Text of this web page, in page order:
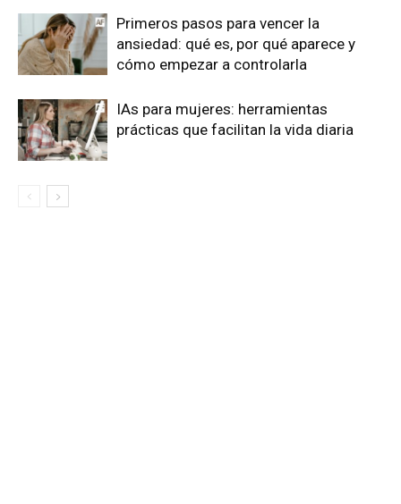
Primeros pasos para vencer la
ansiedad: qué es, por qué aparece y
cómo empezar a controlarla
IAs para mujeres: herramientas
prácticas que facilitan la vida diaria